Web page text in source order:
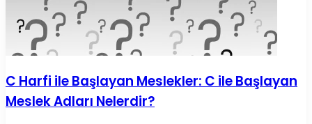
C Harfi ile Başlayan Meslekler: C ile Başlayan
Meslek Adları Nelerdir?